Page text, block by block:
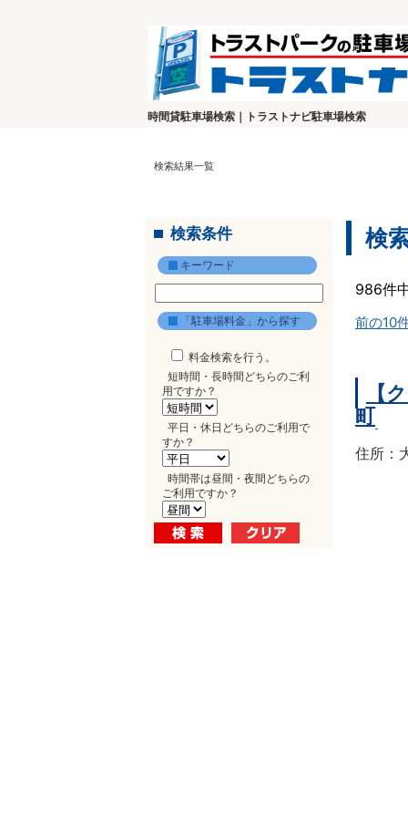
時間貸駐車場検索｜トラストナビ駐車場検索
検索結果一覧
検索条件
キーワード
「駐車場料金」から探す
料金検索を行う。
短時間・長時間どちらのご利
用ですか？
平日・休日どちらのご利用で
すか？
時間帯は昼間・夜間どちらの
ご利用ですか？
検
986件
前の10
【
町
住所：